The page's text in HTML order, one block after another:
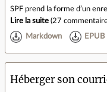
SPF prend la forme d’un
Lire la suite (27
Markdown EPUB
Héberger son